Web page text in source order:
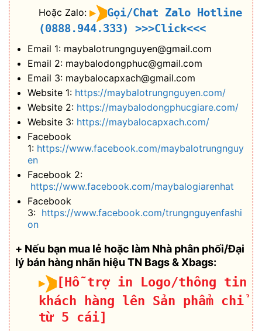
Hoặc Zalo:
Gọi/Chat Zalo Hotline
(0888.944.333)
>>>Click<<<
Email 1: maybalotrungnguyen@gmail.com
Email 2: maybalodongphuc@gmail.com
Email 3: maybalocapxach@gmail.com
Website 1: https://maybalotrungnguyen.com/
Website 2: https://maybalodongphucgiare.com/
Website 3: https://maybalocapxach.com/
Facebook
1: https://www.facebook.com/maybalotrungnguy
en
Facebook 2:
https://www.facebook.com/maybalogiarenhat
Facebook
3: https://www.facebook.com/trungnguyenfashi
on
+ Nếu bạn mua lẻ hoặc làm Nhà phân phối/Đại
lý bán hàng nhãn hiệu TN Bags & Xbags:
[Hỗ trợ in Logo/thông tin
khách hàng lên Sản phẩm chỉ
từ 5 cái]